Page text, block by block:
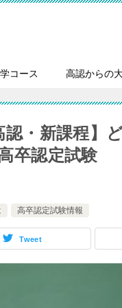
コース 高認からの
認・新課程
卒認定試験
高卒認定試験情報
Tweet